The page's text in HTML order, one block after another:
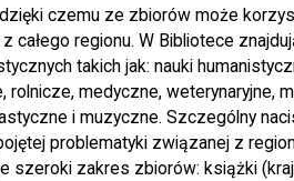
czemu ze zbiorów może
całego regionu. W Bibliotece
takich jak: nauki
medyczne, weterynaryjne,
i muzyczne. Szczególny
problematyki związanej z
szeroki zakres zbiorów: książki